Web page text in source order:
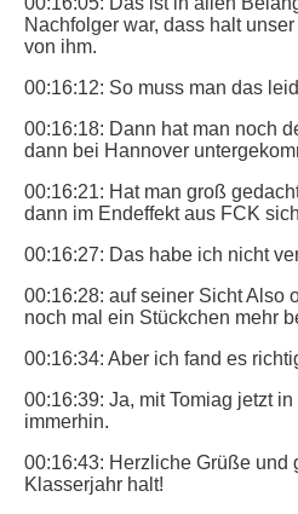
Nachfolger war, dass halt
von ihm.
00:16:12: So muss man das
00:16:18: Dann hat man noch
dann bei Hannover
00:16:21: Hat man groß
dann im Endeffekt aus FCK
00:16:27: Das habe ich nicht
00:16:28: auf seiner Sicht Also
noch mal ein Stückchen mehr
00:16:34: Aber ich fand es
00:16:39: Ja, mit Tomiag jetzt
immerhin.
00:16:43: Herzliche Grüße und
Klasserjahr halt!